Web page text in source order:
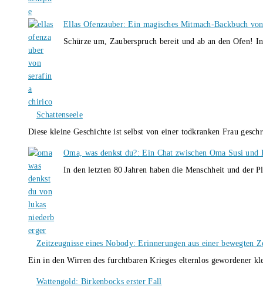
Ellas Ofenzauber: Ein magisches Mitmach-Backbuch
Schürze um, Zauberspruch bereit und ab an den Ofen!
Schattenseele
Diese kleine Geschichte ist selbst von einer todkranken Frau
Oma, was denkst du?: Ein Chat zwischen Oma Susi
In den letzten 80 Jahren haben die Menschheit und
Zeitzeugnisse eines Nobody: Erinnerungen aus einer bewegten
Ein in den Wirren des furchtbaren Krieges elternlos gewordener
Wattengold: Birkenbocks erster Fall